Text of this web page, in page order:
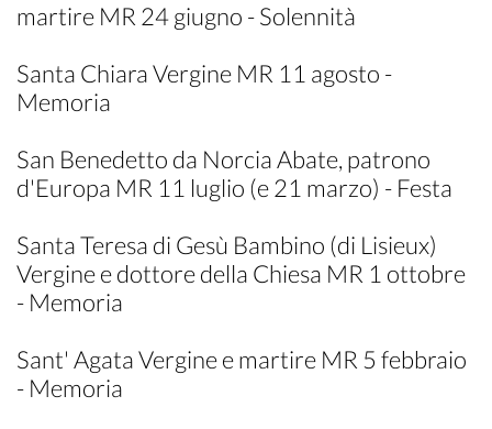
martire MR 24 giugno - Solennità
Santa Chiara Vergine MR 11 agosto -
Memoria
San Benedetto da Norcia Abate, patrono
d'Europa MR 11 luglio (e 21 marzo) - Festa
Santa Teresa di Gesù Bambino (di Lisieux)
Vergine e dottore della Chiesa MR 1 ottobre
- Memoria
Sant' Agata Vergine e martire MR 5 febbraio
- Memoria